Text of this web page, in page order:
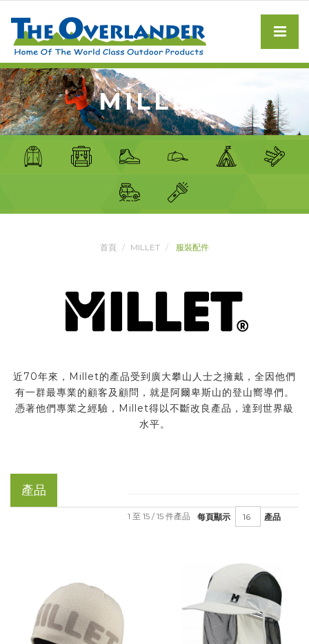
MILLET
首頁 MILLET 服裝配件
近70年來，Millet的產品受到廣大攀山人士之擁戴，全因他們
有一群最專業的顧客及顧問，就是阿爾卑斯山的登山嚮導們。
憑著他們專業之經驗，Millet得以不斷改良產品，達到世界級
水平。
產品
每頁顯示 產品
1 至 15 / 15 件產品